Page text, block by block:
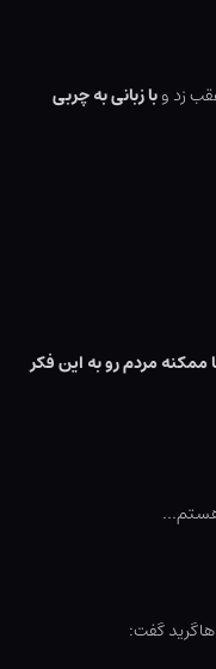
زد وبا زبانی به چربی
مردم رو به این فکر
هاگرید گفت: